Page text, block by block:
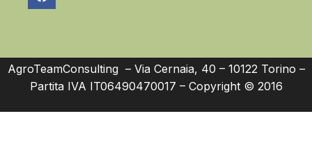
AgroTeamConsulting – Via Cernaia, 40 – 10122 Torino –
Partita IVA IT06490470017 – Copyright © 2016